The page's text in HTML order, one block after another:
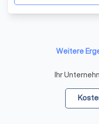
Weitere
Ihr